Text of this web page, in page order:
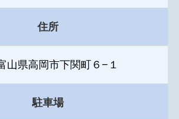
住所
山県高岡市下関町６−１
駐車場